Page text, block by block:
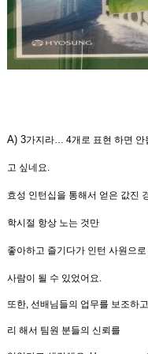
A) 3가지라… 4개로 표현 하면 안
고 싶네요.
효성 인턴십을 통해서 얻은 값진
학시절 항상 노는 것만
좋아하고 즐기다가 인턴 사원으로
사람이 될 수 있었어요.
또한, 선배님들의 업무를 보조하
리 해서 팀원 분들의 신뢰 를